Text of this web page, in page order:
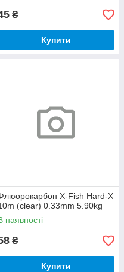
₴
Купити
X-Fish Hard-X
(clear) 0.33mm 5.90kg
наявності
₴
Купити